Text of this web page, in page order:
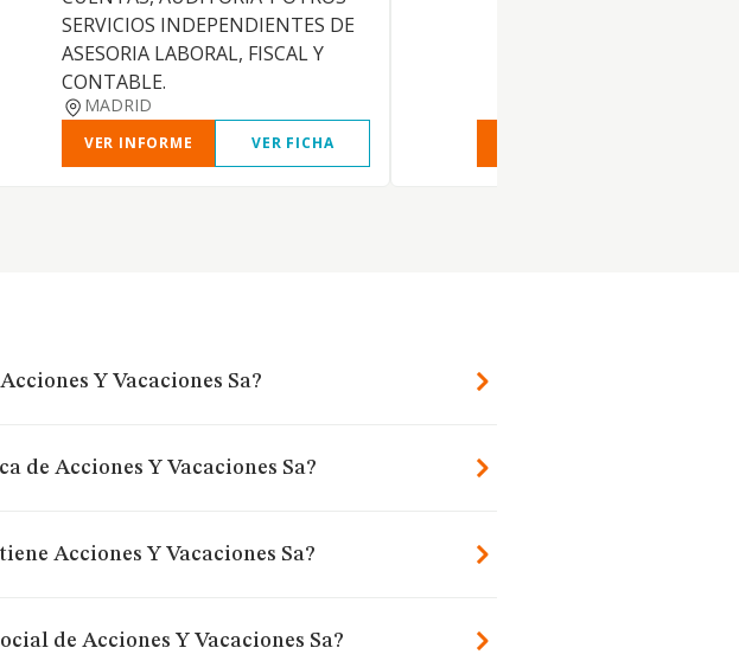
SERVICIOS INDEPENDIENTES DE
ASESORIA LABORAL, FISCAL Y
CONTABLE.
MADRID
VER INFORME VER FICHA
Y Vacaciones Sa?
de Acciones Y Vacaciones Sa?
Acciones Y Vacaciones Sa?
de Acciones Y Vacaciones Sa?